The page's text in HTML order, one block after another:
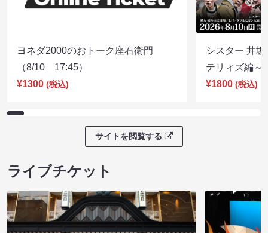
ヨネダ2000のおトーク座右衛門
（8/10 17:45）
¥1300 (税込)
シスター 井
テリィズ編
¥1800 (税込)
サイトを閲覧する
ライブチケット